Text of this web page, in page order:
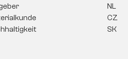
NL
CZ
SK